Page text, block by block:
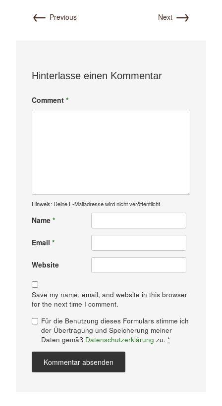
← Previous Next →
Hinterlasse einen Kommentar
Comment *
Hinweis: Deine E-Mailadresse wird nicht veröffentlicht.
Name *
Email *
Website
Save my name, email, and website in this browser
for the next time I comment.
Für die Benutzung dieses Formulars stimme ich
der Übertragung und Speicherung meiner
Daten gemäß Datenschutzerklärung zu. *